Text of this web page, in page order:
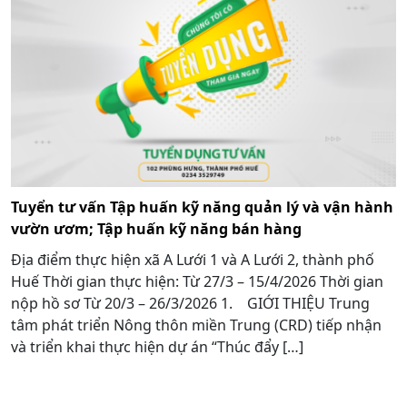
Tuyển tư vấn Tập huấn kỹ năng quản lý và vận hành
vườn ươm; Tập huấn kỹ năng bán hàng
Địa điểm thực hiện xã A Lưới 1 và A Lưới 2, thành phố
Huế Thời gian thực hiện: Từ 27/3 – 15/4/2026 Thời gian
nộp hồ sơ Từ 20/3 – 26/3/2026 1. GIỚI THIỆU Trung
tâm phát triển Nông thôn miền Trung (CRD) tiếp nhận
và triển khai thực hiện dự án “Thúc đẩy […]